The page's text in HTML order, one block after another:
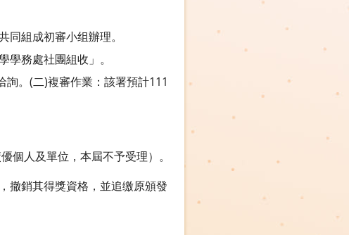
組成初審小组辦理。
務處社團組收」。
。(二)複審作業：該署預計111
個人及單位，本屆不予受理）。
撤銷其得獎資格，並追缴原頒發